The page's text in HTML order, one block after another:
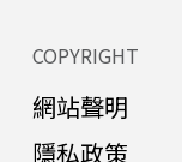
COPYRIGHT
網站聲明
隱私政策